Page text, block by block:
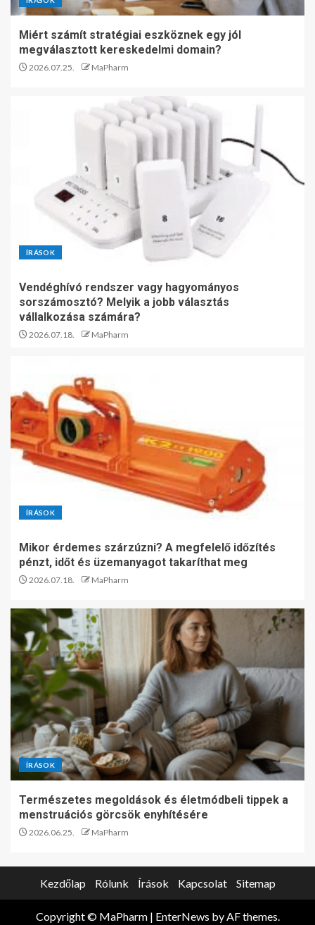
Miért számít stratégiai eszköznek egy jól
megválasztott kereskedelmi domain?
2026.07.25. MaPharm
ÍRÁSOK
Vendéghívó rendszer vagy hagyományos
sorszámosztó? Melyik a jobb választás
vállalkozása számára?
2026.07.18. MaPharm
ÍRÁSOK
Mikor érdemes szárzúzni? A megfelelő időzítés
pénzt, időt és üzemanyagot takaríthat meg
2026.07.18. MaPharm
ÍRÁSOK
Természetes megoldások és életmódbeli tippek a
menstruációs görcsök enyhítésére
2026.06.25. MaPharm
Kezdőlap Rólunk Írások Kapcsolat Sitemap
Copyright © MaPharm | EnterNews by AF themes.